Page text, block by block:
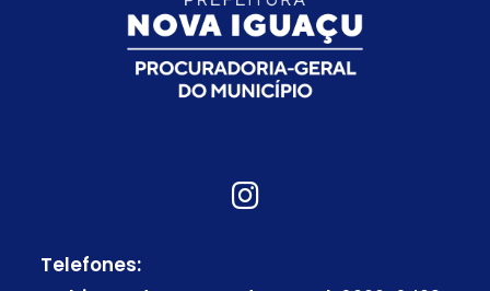
Telefones: